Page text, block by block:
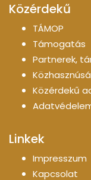
Közérdekű
TÁMOP
Támogatás
Partnerek,
Közérdekű
Linkek
Impresszum
Kapcsolat